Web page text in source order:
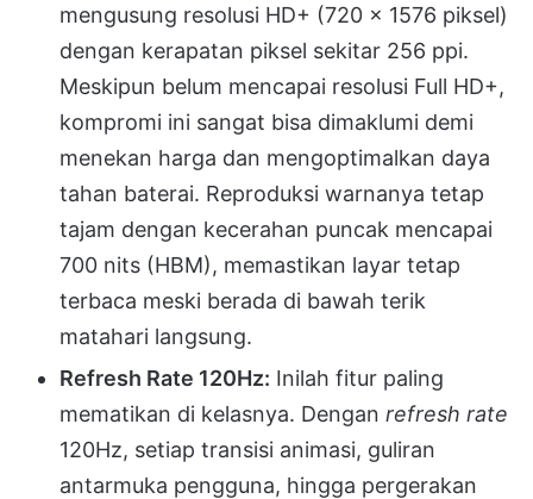
mengusung resolusi HD+ (720 x 1576 piksel)
dengan kerapatan piksel sekitar 256 ppi.
Meskipun belum mencapai resolusi Full HD+,
kompromi ini sangat bisa dimaklumi demi
menekan harga dan mengoptimalkan daya
tahan baterai. Reproduksi warnanya tetap
tajam dengan kecerahan puncak mencapai
700 nits (HBM), memastikan layar tetap
terbaca meski berada di bawah terik
matahari langsung.
Refresh Rate 120Hz: Inilah fitur paling
mematikan di kelasnya. Dengan refresh rate
120Hz, setiap transisi animasi, guliran
antarmuka pengguna, hingga pergerakan